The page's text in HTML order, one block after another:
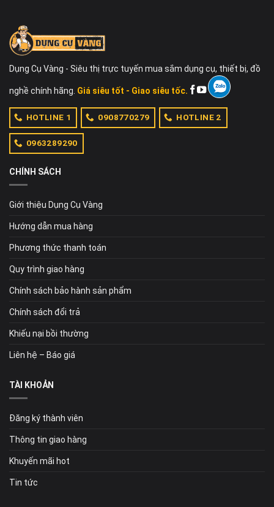
Dụng Cụ Vàng - Siêu thị trực tuyến mua sắm dụng cụ, thiết bị, đồ
nghề chính hãng. Giá siêu tốt - Giao siêu tốc.
HOTLINE 1 0908770279 HOTLINE 2
0963289290
CHÍNH SÁCH
Giới thiệu Dụng Cụ Vàng
Hướng dẫn mua hàng
Phương thức thanh toán
Quy trình giao hàng
Chính sách bảo hành sản phẩm
Chính sách đổi trả
Khiếu nại bồi thường
Liên hệ – Báo giá
TÀI KHOẢN
Đăng ký thành viên
Thông tin giao hàng
Khuyến mãi hot
Tin tức